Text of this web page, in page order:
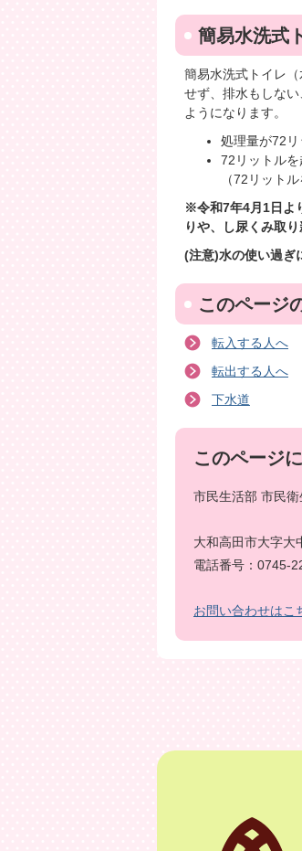
簡易水洗式
簡易水洗式トイレ
せず、排水もしな
ようになります。
処理量が72
72リットル
（72リット
※令和7年4月1日よ
りや、し尿くみ取
(注意)水の使い過ぎ
このページ
転入する人へ
転出する人へ
下水道
このページ
市民生活部 市民衛
大和高田市大字大
電話番号：0745-
お問い合わせはこ